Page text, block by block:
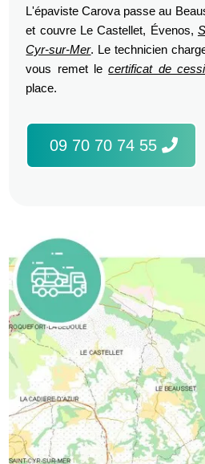
L'épaviste Carova passe au
et couvre Le Castellet, Évenos,
Cyr-sur-Mer. Le technicien
vous remet lecertificat de
place.
09 70 70 74 55